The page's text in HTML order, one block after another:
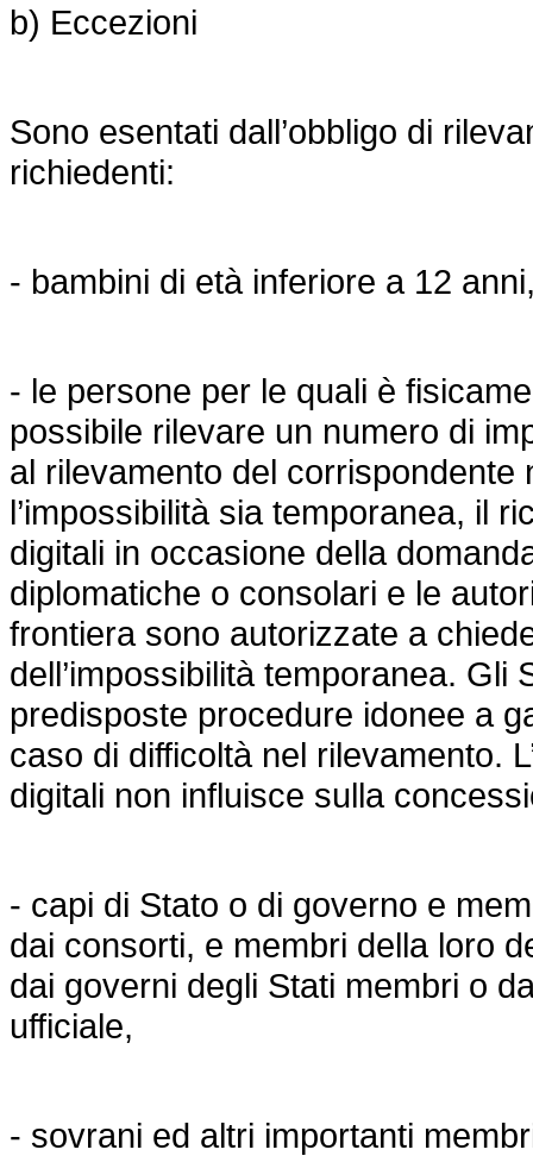
b) Eccezioni
Sono esentati dall’obbligo di
richiedenti:
- bambini di età inferiore a 12
- le persone per le quali è
possibile rilevare un numero di
al rilevamento del
l’impossibilità sia temporanea, il
digitali in occasione della
diplomatiche o consolari e le
frontiera sono autorizzate a
dell’impossibilità temporanea.
predisposte procedure idonee a
caso di difficoltà nel rilevamento.
digitali non influisce sulla
- capi di Stato o di governo e
dai consorti, e membri della loro
dai governi degli Stati membri o
ufficiale,
- sovrani ed altri importanti